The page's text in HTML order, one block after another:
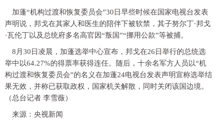
加蓬“机构过渡和恢复委员会”30日早些时候在国家电视台发表
声明说，邦戈在其家人和医生的陪伴下被软禁，其子努尔丁·邦戈
·瓦伦丁以及总统府多名高官因“叛国”“挪用公款”等被捕。
8月30日凌晨，加蓬选举中心宣布，邦戈在26日举行的总统选
举中以64.27%的得票率获得连任。随后，十余名军方人员以“机
构过渡和恢复委员会”的名义在加蓬24电视台发表声明宣称选举结
果无效，并称已获取政权，国家机关解散，同时关闭该国边境。
（总台记者 李雪薇）
来源：央视新闻